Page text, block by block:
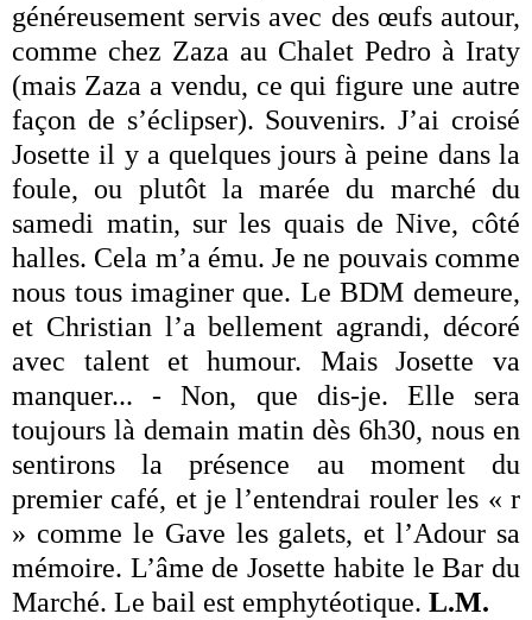
généreusement servis avec des œufs autour,
comme chez Zaza au Chalet Pedro à Iraty
(mais Zaza a vendu, ce qui figure une autre
façon de s’éclipser). Souvenirs. J’ai croisé
Josette il y a quelques jours à peine dans la
foule, ou plutôt la marée du marché du
samedi matin, sur les quais de Nive, côté
halles. Cela m’a ému. Je ne pouvais comme
nous tous imaginer que. Le BDM demeure,
et Christian l’a bellement agrandi, décoré
avec talent et humour. Mais Josette va
manquer... - Non, que dis-je. Elle sera
toujours là demain matin dès 6h30, nous en
sentirons la présence au moment du
premier café, et je l’entendrai rouler les « r
» comme le Gave les galets, et l’Adour sa
mémoire. L’âme de Josette habite le Bar du
Marché. Le bail est emphytéotique.L.M.